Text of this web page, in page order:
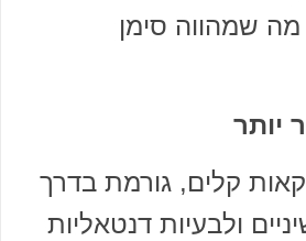
שמהווה סימן
יותר
קלים, גורמת בדרך
ולבעיות דנטאליות